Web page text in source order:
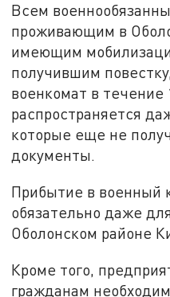
Всем
проживающим в
имеющим
получившим
военкомат в течение
распространяется
которые еще не
документы.
Прибытие в военный
обязательно даже
Оболонском районе
Кроме того,
гражданам